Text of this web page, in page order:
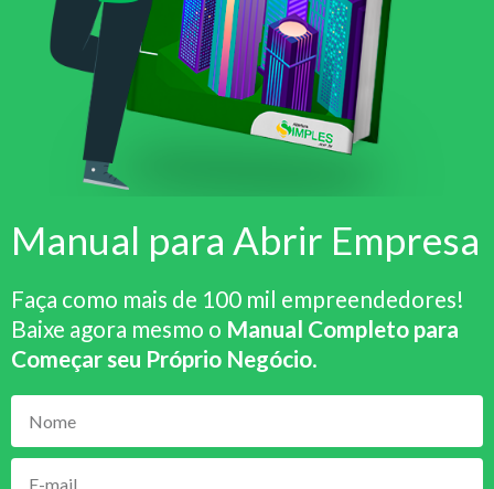
Manual para Abrir Empresa
Faça como mais de 100 mil empreendedores!
Baixe agora mesmo o Manual Completo para
Começar seu Próprio Negócio.